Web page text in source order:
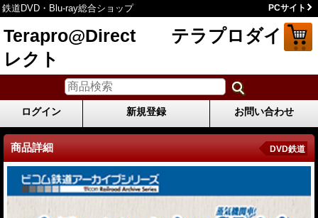
鉄道DVD・Blu-ray総合ショップ PCサイト
Terapro@Direct テラプロダイ
レクト
ログイン 新規登録 お問い合わせ
商品詳細 DVD鉄道